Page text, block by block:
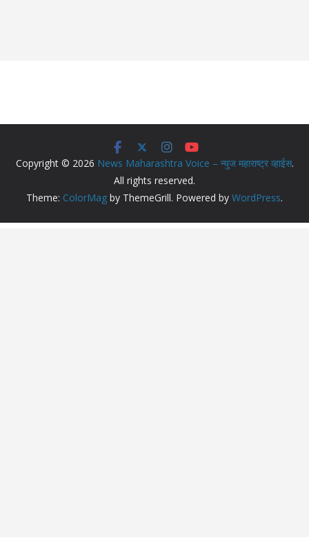
Copyright © 2026 News Maharashtra Voice – न्युज महाराष्ट्र व्हाईस.
All rights reserved.
Theme: ColorMag by ThemeGrill. Powered by WordPress.